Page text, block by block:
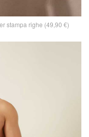
stampa righe (49,90 €)